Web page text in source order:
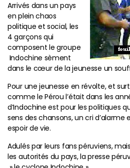
Arrivés dans un pays
en plein chaos
politique et social, les
4 garçons qui
composent le groupe
Indochine sèment
dans le cœur de la jeunesse un
Pour une jeunesse en révolte, et
comme le Pérou l’était dans les
d’Indochine est pour les politiques
sens des chansons, un cri d’alarme
espoir de vie.
Adulés par leurs fans péruviens,
les autorités du pays, la presse